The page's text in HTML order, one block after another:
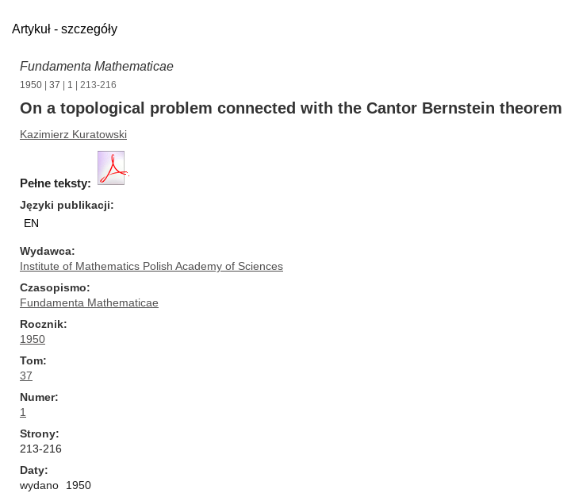
Artykuł - szczegóły
Fundamenta Mathematicae
1950 37 1 | 213-216
On a topological problem connected with the Cantor Bernstein theorem
Kazimierz Kuratowski
Pełne teksty:
Języki publikacji
EN
Wydawca
Institute of Mathematics Polish Academy of Sciences
Czasopismo
Fundamenta Mathematicae
Rocznik
1950
Tom
37
Numer
1
Strony
213-216
Daty
wydano
1950